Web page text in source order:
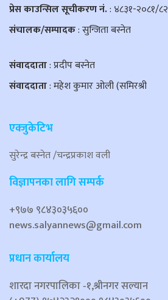
प्रेस काउन्सिल सूचीकरण नं.: ४८३१-२०८१/८२
संचालक/सम्पादक: सुन्जिता बस्नेत
संवाददाता: प्रदीप बस्नेत
संवाददाता: महेश कुमार ओली (समिरश्री
एक्जुकेटिभ
सुरेन्द्र बस्नेत /चन्द्रप्रकाश वली
विज्ञापनका लागि सम्पर्क
+९७७ ९८४३०३५६००
news.salyannews@gmail.com
प्रधान कार्यालय
शारदा नगरपालिका ‐१,श्रीनगर सल्यान